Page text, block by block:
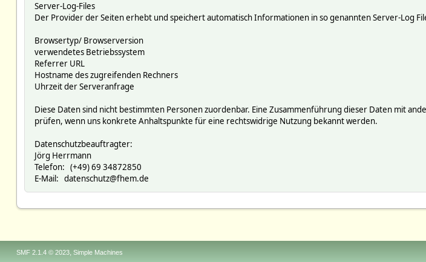
Server-Log-Files
Der Provider der Seiten erhebt und speichert automatisch Informationen in so genannten Server-Log
Browsertyp/ Browserversion
verwendetes Betriebssystem
Referrer URL
Hostname des zugreifenden Rechners
Uhrzeit der Serveranfrage
Diese Daten sind nicht bestimmten Personen zuordenbar. Eine Zusammenführung dieser Daten mit
prüfen, wenn uns konkrete Anhaltspunkte für eine rechtswidrige Nutzung bekannt werden.
Datenschutzbeauftragter:
Jörg Herrmann
Telefon: (+49) 69 34872850
E-Mail: datenschutz@fhem.de
SMF 2.1.4 © 2023, Simple Machines